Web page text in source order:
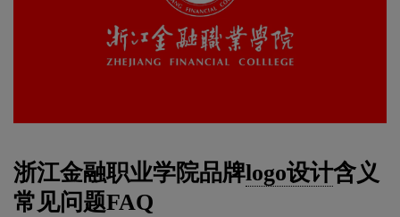
浙江金融职业学院品牌logo设计含义
常见问题FAQ